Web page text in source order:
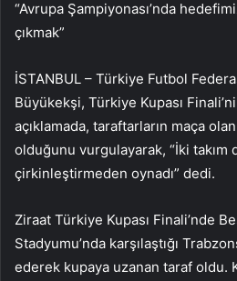
“Avrupa Şampiyonası’nda
çıkmak”
İSTANBUL – Türkiye Futbol
Büyükekşi, Türkiye Kupası
açıklamada, taraftarların maça
olduğunu vurgulayarak, “İki takım
çirkinleştirmeden oynadı” dedi.
Ziraat Türkiye Kupası Finali’nde
Stadyumu’nda karşılaştığı
ederek kupaya uzanan taraf oldu.